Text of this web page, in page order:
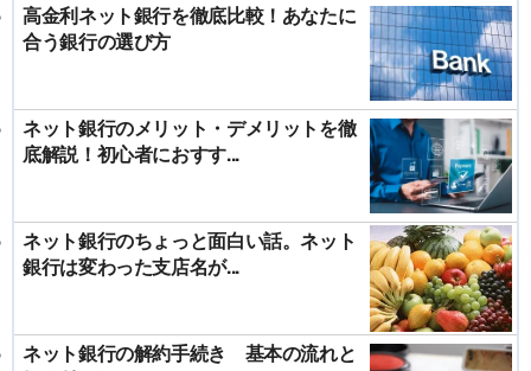
高金利ネット銀行を徹底比較！あなたに
合う銀行の選び方
ネット銀行のメリット・デメリットを徹
底解説！初心者におすす...
ネット銀行のちょっと面白い話。ネット
銀行は変わった支店名が...
ネット銀行の解約手続き 基本の流れと